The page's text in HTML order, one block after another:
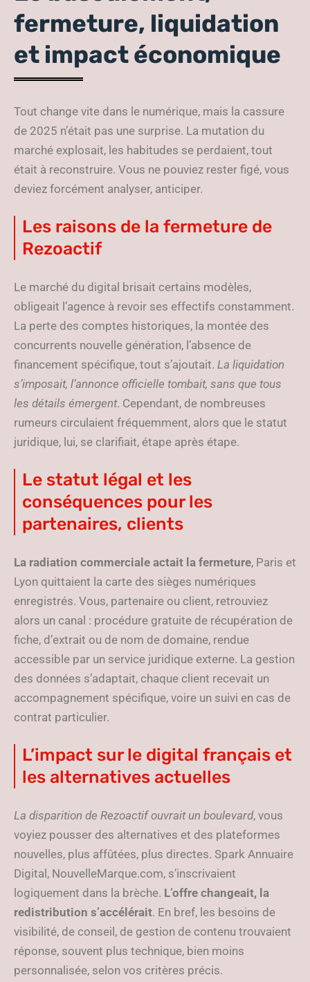
fermeture, liquidation
et impact économique
Tout change vite dans le numérique, mais la cassure
de 2025 n’était pas une surprise. La mutation du
marché explosait, les habitudes se perdaient, tout
était à reconstruire. Vous ne pouviez rester figé, vous
deviez forcément analyser, anticiper.
Les raisons de la fermeture de
Rezoactif
Le marché du digital brisait certains modèles,
obligeait l’agence à revoir ses effectifs constamment.
La perte des comptes historiques, la montée des
concurrents nouvelle génération, l’absence de
financement spécifique, tout s’ajoutait. La liquidation
s’imposait, l’annonce officielle tombait, sans que tous
les détails émergent. Cependant, de nombreuses
rumeurs circulaient fréquemment, alors que le statut
juridique, lui, se clarifiait, étape après étape.
Le statut légal et les
conséquences pour les
partenaires, clients
La radiation commerciale actait la fermeture, Paris et
Lyon quittaient la carte des sièges numériques
enregistrés. Vous, partenaire ou client, retrouviez
alors un canal : procédure gratuite de récupération de
fiche, d’extrait ou de nom de domaine, rendue
accessible par un service juridique externe. La gestion
des données s’adaptait, chaque client recevait un
accompagnement spécifique, voire un suivi en cas de
contrat particulier.
L’impact sur le digital français et
les alternatives actuelles
La disparition de Rezoactif ouvrait un boulevard, vous
voyiez pousser des alternatives et des plateformes
nouvelles, plus affûtées, plus directes. Spark Annuaire
Digital, NouvelleMarque.com, s’inscrivaient
logiquement dans la brèche. L’offre changeait, la
redistribution s’accélérait. En bref, les besoins de
visibilité, de conseil, de gestion de contenu trouvaient
réponse, souvent plus technique, bien moins
personnalisée, selon vos critères précis.